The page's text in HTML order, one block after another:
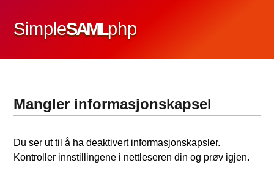
SimpleSAMLphp
Mangler informasjonskapsel
Du ser ut til å ha deaktivert informasjonskapsler.
Kontroller innstillingene i nettleseren din og prøv igjen.